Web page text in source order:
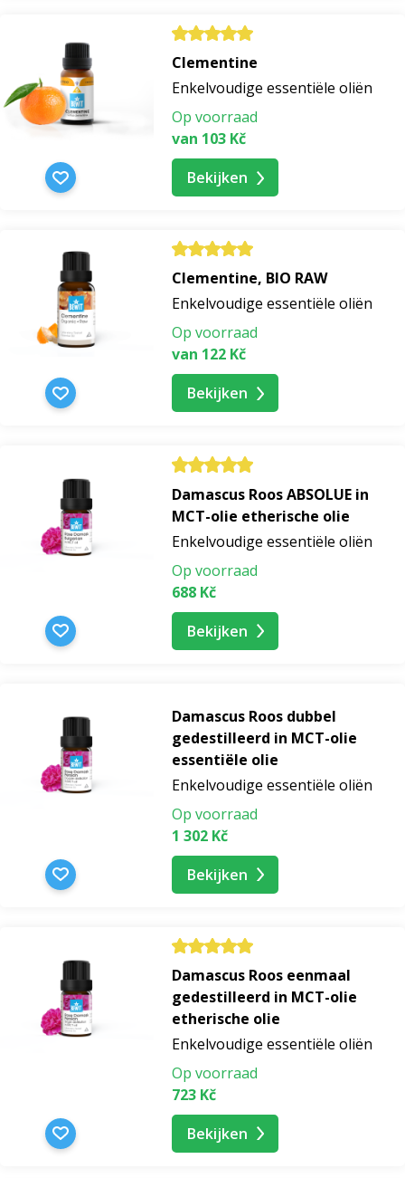
Clementine
Enkelvoudige essentiële oliën
Op voorraad
van 103 Kč
Bekijken
Clementine, BIO RAW
Enkelvoudige essentiële oliën
Op voorraad
van 122 Kč
Bekijken
Damascus Roos ABSOLUE in
MCT-olie etherische olie
Enkelvoudige essentiële oliën
Op voorraad
688 Kč
Bekijken
Damascus Roos dubbel
gedestilleerd in MCT-olie
essentiële olie
Enkelvoudige essentiële oliën
Op voorraad
1 302 Kč
Bekijken
Damascus Roos eenmaal
gedestilleerd in MCT-olie
etherische olie
Enkelvoudige essentiële oliën
Op voorraad
723 Kč
Bekijken